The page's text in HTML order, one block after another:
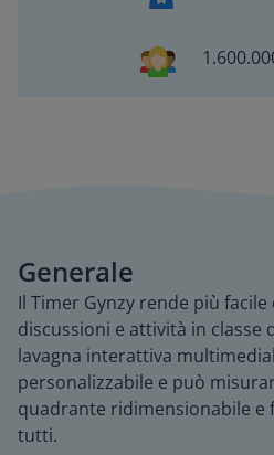
Generale
Il Timer Gynzy rende più
discussioni e attività in classe
lavagna interattiva
personalizzabile e può
quadrante ridimensionabile e
tutti.